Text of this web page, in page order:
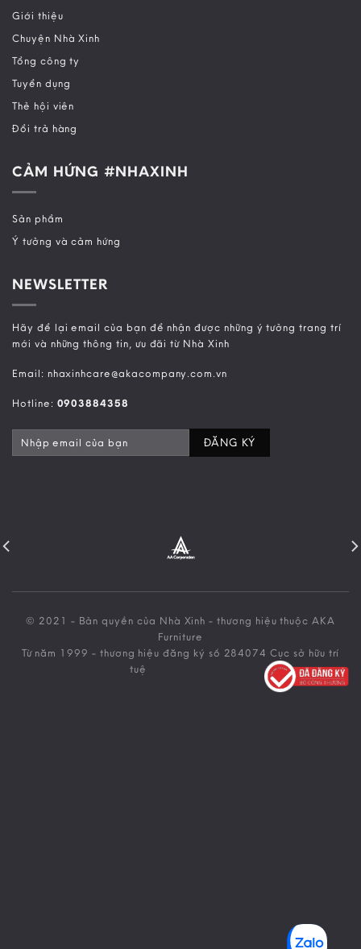
Giới thiệu
Chuyện Nhà Xinh
Tổng công ty
Tuyển dụng
Thẻ hội viên
Đổi trả hàng
CẢM HỨNG #NHAXINH
Sản phẩm
Ý tưởng và cảm hứng
NEWSLETTER
Hãy để lại email của bạn để nhận được những ý tưởng trang trí
mới và những thông tin, ưu đãi từ Nhà Xinh
Email: nhaxinhcare@akacompany.com.vn
Hotline: 0903884358
© 2021 - Bản quyền của Nhà Xinh - thương hiệu thuộc AKA
Furniture
Từ năm 1999 - thương hiệu đăng ký số 284074 Cục sở hữu trí
tuệ